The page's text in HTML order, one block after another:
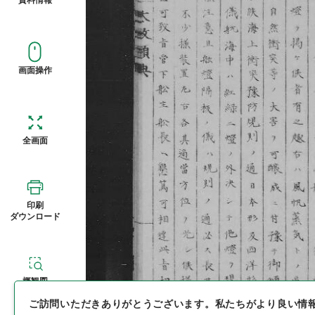
画面操作
全画面
印刷
ダウンロード
概観図
ご訪問いただきありがとうございます。 私たちがより良い情